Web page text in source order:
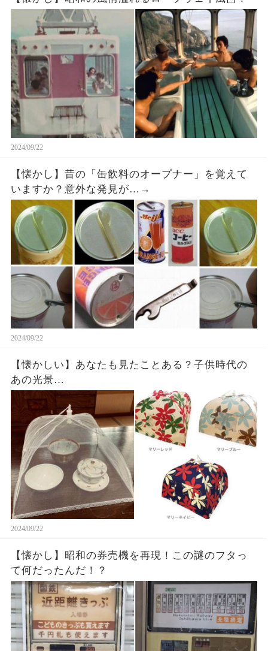
2024/09/22
【懐かし】昔の「缶飲料のオープナー」を覚えて
いますか？意外な発見が…→
2024/09/22
【懐かしい】あなたも見たことある？子供時代の
あの光景…
2024/09/22
【懐かし】昭和の券売機を再現！この謎のフタっ
て何だったんだ！？